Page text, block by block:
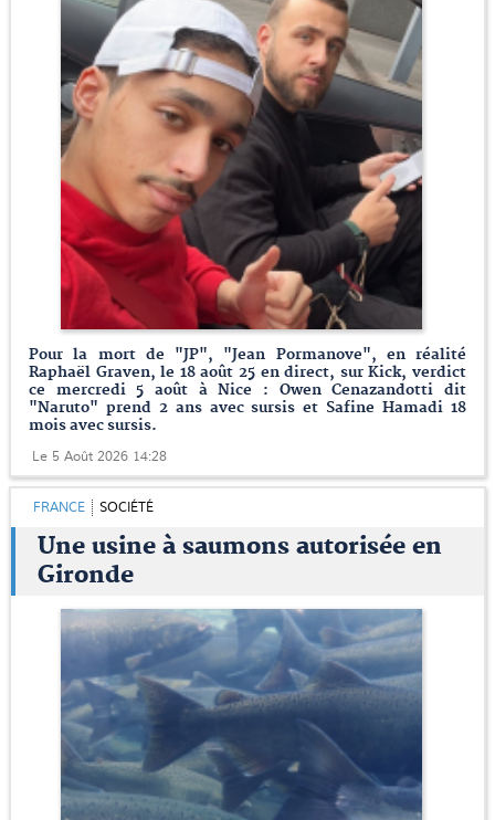
Pour la mort de "JP", "Jean Pormanove", en réalité
Raphaël Graven, le 18 août 25 en direct, sur Kick, verdict
ce mercredi 5 août à Nice : Owen Cenazandotti dit
"Naruto" prend 2 ans avec sursis et Safine Hamadi 18
mois avec sursis.
Le 5 Août 2026 14:28
FRANCE SOCIÉTÉ
Une usine à saumons autorisée en
Gironde